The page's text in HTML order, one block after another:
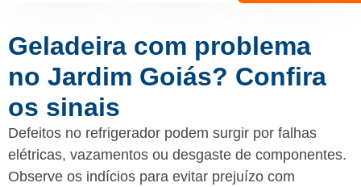
Geladeira com problema
no Jardim Goiás? Confira
os sinais
Defeitos no refrigerador podem surgir por falhas
elétricas, vazamentos ou desgaste de componentes.
Observe os indícios para evitar prejuízo com